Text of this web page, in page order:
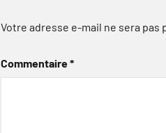
Votre adresse e-mail ne sera pas
Commentaire*